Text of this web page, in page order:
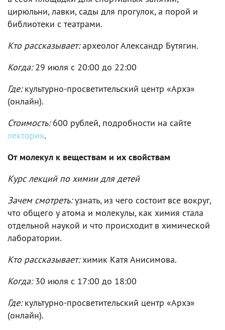
цирюльни, лавки, сады для прогулок, а порой и
библиотеки с театрами.
Кто рассказывает:археолог Александр Бутягин.
Когда:29 июля c 20:00 до 22:00
Где:культурно-просветительский центр «Архэ»
(онлайн).
Стоимость:600 рублей, подробности на сайте
лектория.
От молекул к веществам и их свойствам
Курс лекций по химии для детей
Зачем смотреть:узнать, из чего состоит все вокруг,
что общего у атома и молекулы, как химия стала
отдельной наукой и что происходит в химической
лаборатории.
Кто рассказывает:химик Катя Анисимова.
Когда:30 июля c 17:00 до 18:00
Где:культурно-просветительский центр «Архэ»
(онлайн).